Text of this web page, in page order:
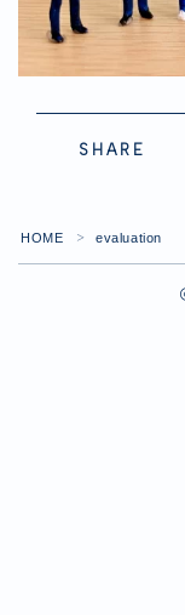
SHARE
HOME ＞ evaluation